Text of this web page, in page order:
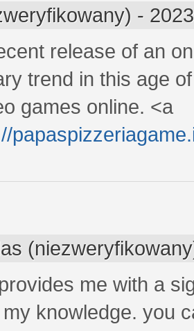
-
release of an
trend in this age
games online. <a
me with a
knowledge. you